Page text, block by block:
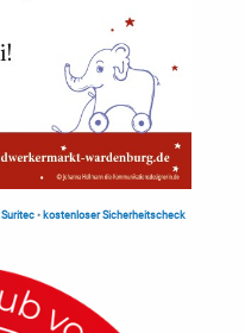
Suritec • kostenloser Sicherheitscheck